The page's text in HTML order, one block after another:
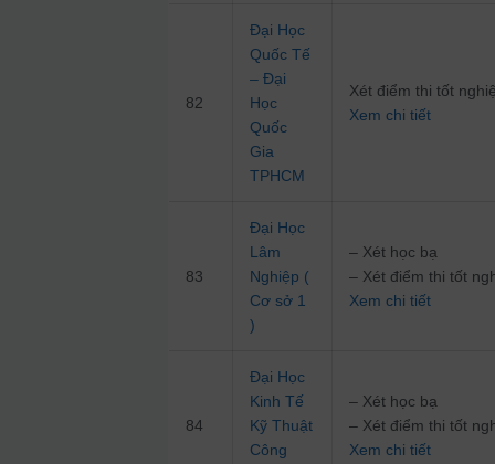
82
Đại Học
Quốc Tế
– Đại
Học
Quốc
Gia
TPHCM
Xét điểm thi tốt
Xem chi tiết
83
Đại Học
Lâm
Nghiệp (
Cơ sở 1
)
– Xét học bạ
– Xét điểm thi tốt
Xem chi tiết
84
Đại Học
Kinh Tế
Kỹ Thuật
Công
– Xét học bạ
– Xét điểm thi tốt
Xem chi tiết